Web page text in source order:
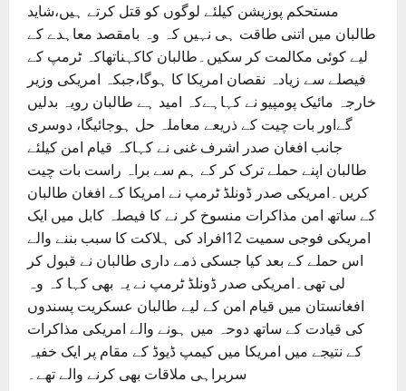
مستحکم پوزیشن کیلئے لوگوں کو قتل کرتے ہیں،شاید
طالبان میں اتنی طاقت ہی نہیں کہ وہ بامقصد معاہدے کے
لیے کوئی مکالمت کر سکیں۔طالبان کاکہناتھاکہ ٹرمپ کے
فیصلے سے زیادہ نقصان امریکا کا ہوگا،جبکہ امریکی وزیر
خارجہ مائیک پومپیو نے کہاہےکہ امید ہے طالبان رویہ بدلیں
گےاور بات چیت کے ذریعے معاملہ حل ہوجائیگا، دوسری
جانب افغان صدر اشرف غنی نے کہاکہ قیام امن کیلئے
طالبان اپنے حملے ترک کر کے ہم سے براہ راست بات چیت
کریں۔امریکی صدر ڈونلڈ ٹرمپ نے امریکا کے افغان طالبان
کے ساتھ امن مذاکرات منسوخ کر نے کا فیصلہ کابل میں ایک
امریکی فوجی سمیت 12افراد کی ہلاکت کا سبب بننے والے
اس حملے کے بعد کیا جسکی ذمے داری طالبان نے قبول کر
لی تھی۔امریکی صدر ڈونلڈ ٹرمپ نے یہ بھی کہا کہ وہ
افغانستان میں قیام امن کے لیے طالبان عسکریت پسندوں
کی قیادت کے ساتھ دوحہ میں ہونے والے امریکی مذاکرات
کے نتیجے میں امریکا میں کیمپ ڈیوڈ کے مقام پر ایک خفیہ
سربراہی ملاقات بھی کرنے والے تھے۔